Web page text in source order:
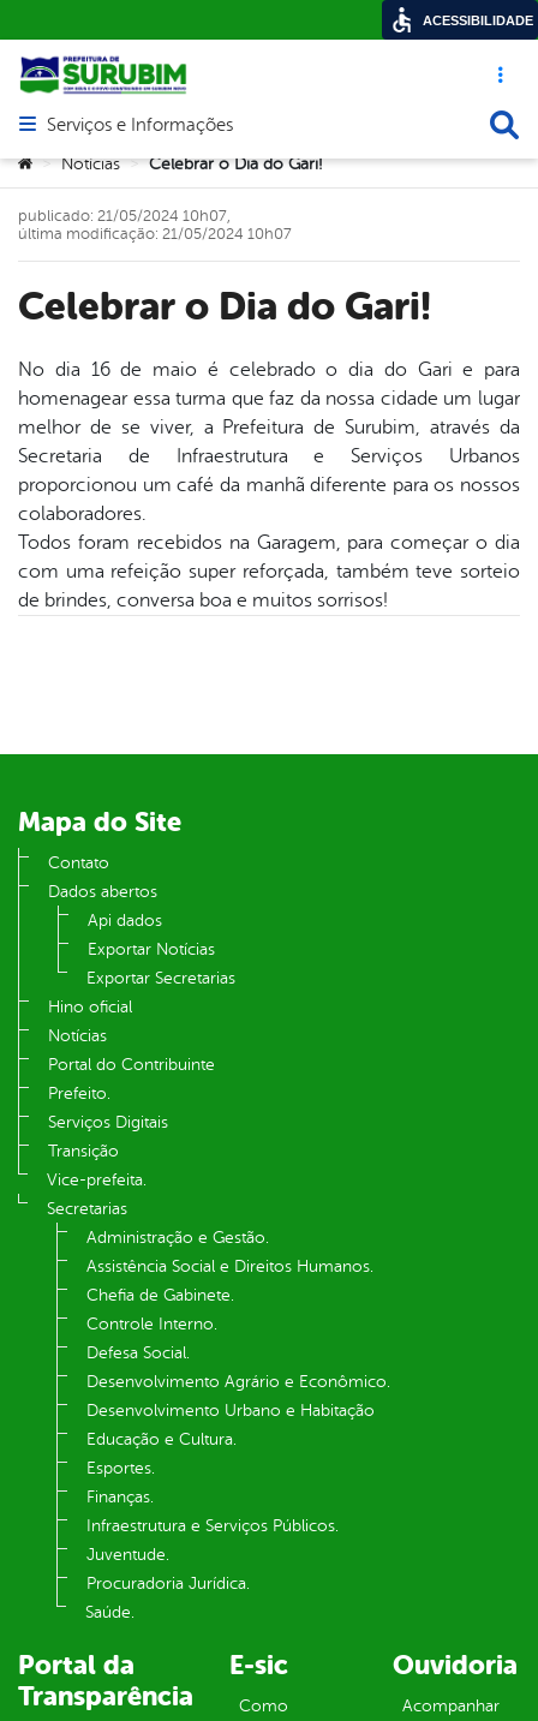
Acesso
Abrir menu principal de navegação
Serviços e Informações
Você está aqui:
> Notícias > Celebrar o Dia do Gari!
Celebrar o Dia do Gari!
publicado: 21/05/2024 10h07,
última modificação: 21/05/2024 10h07
No dia 16 de maio é celebrado o dia do Gari e para
homenagear essa turma que faz da nossa cidade um lugar
melhor de se viver, a Prefeitura de Surubim, através da
Secretaria de Infraestrutura e Serviços Urbanos
proporcionou um café da manhã diferente para os nossos
colaboradores.
Todos foram recebidos na Garagem, para começar o dia
com uma refeição super reforçada, também teve sorteio
de brindes, conversa boa e muitos sorrisos!
Mapa do Site
Contato
Dados abertos
Api dados
Exportar Notícias
Exportar Secretarias
Hino oficial
Notícias
Portal do Contribuinte
Prefeito.
Serviços Digitais
Transição
Vice-prefeita.
Secretarias
Administração e Gestão.
Assistência Social e Direitos Humanos.
Chefia de Gabinete.
Controle Interno.
Defesa Social.
Desenvolvimento Agrário e Econômico.
Desenvolvimento Urbano e Habitação
Educação e Cultura.
Esportes.
Finanças.
Infraestrutura e Serviços Públicos.
Juventude.
Procuradoria Jurídica.
Saúde.
Portal da
Transparência
E-sic
Como
Ouvidoria
Acompanhar
ACESSIBILIDADE